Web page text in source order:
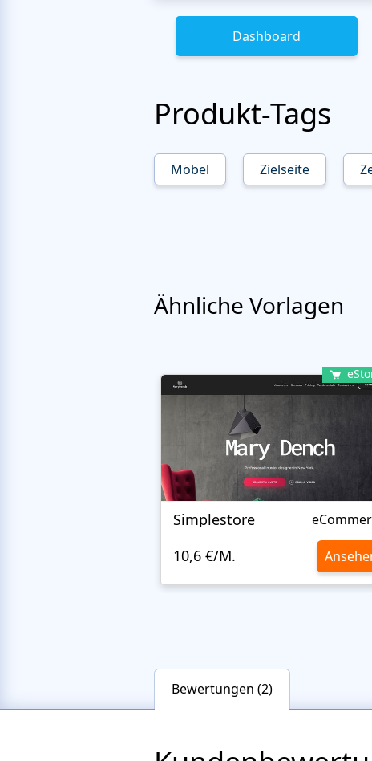
Dashboard
Produkt-Tags
Möbel Zielseite
Ähnliche Vorlagen
Simplestore
10,6 €/M.
Bewertungen (2)